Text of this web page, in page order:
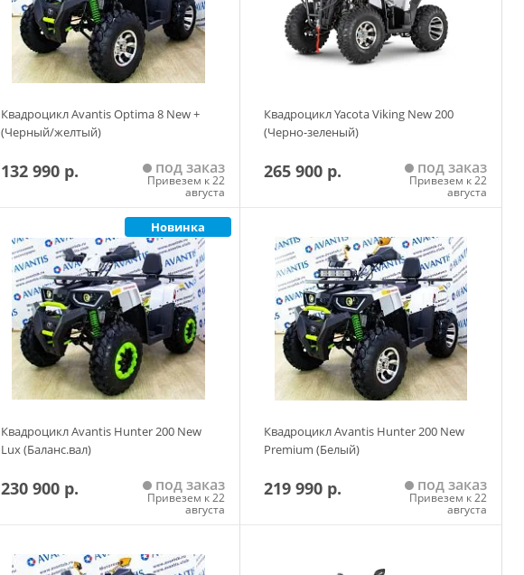
Квадроцикл Avantis Optima 8 New +
(Черный/желтый)
132 990 р. под заказ
Привезем к 22
августа
Добавить в корзину
Квадроцикл Yacota Viking New 200
(Черно-зеленый)
265 900 р. под заказ
Привезем к 22
августа
Добавить в корзину
Новинка
Квадроцикл Avantis Hunter 200 New
Lux (Баланс.вал)
230 900 р. под заказ
Привезем к 22
августа
Добавить в корзину
Квадроцикл Avantis Hunter 200 New
Premium (Белый)
219 990 р. под заказ
Привезем к 22
августа